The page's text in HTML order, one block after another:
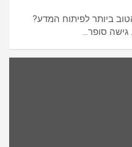
ביותר לפיתוח המדע?
גישה סופר…